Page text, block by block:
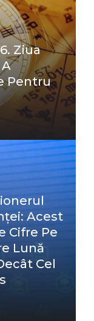
Ziua
Pentru
Acest
Cifre Pe
Lună
Cel